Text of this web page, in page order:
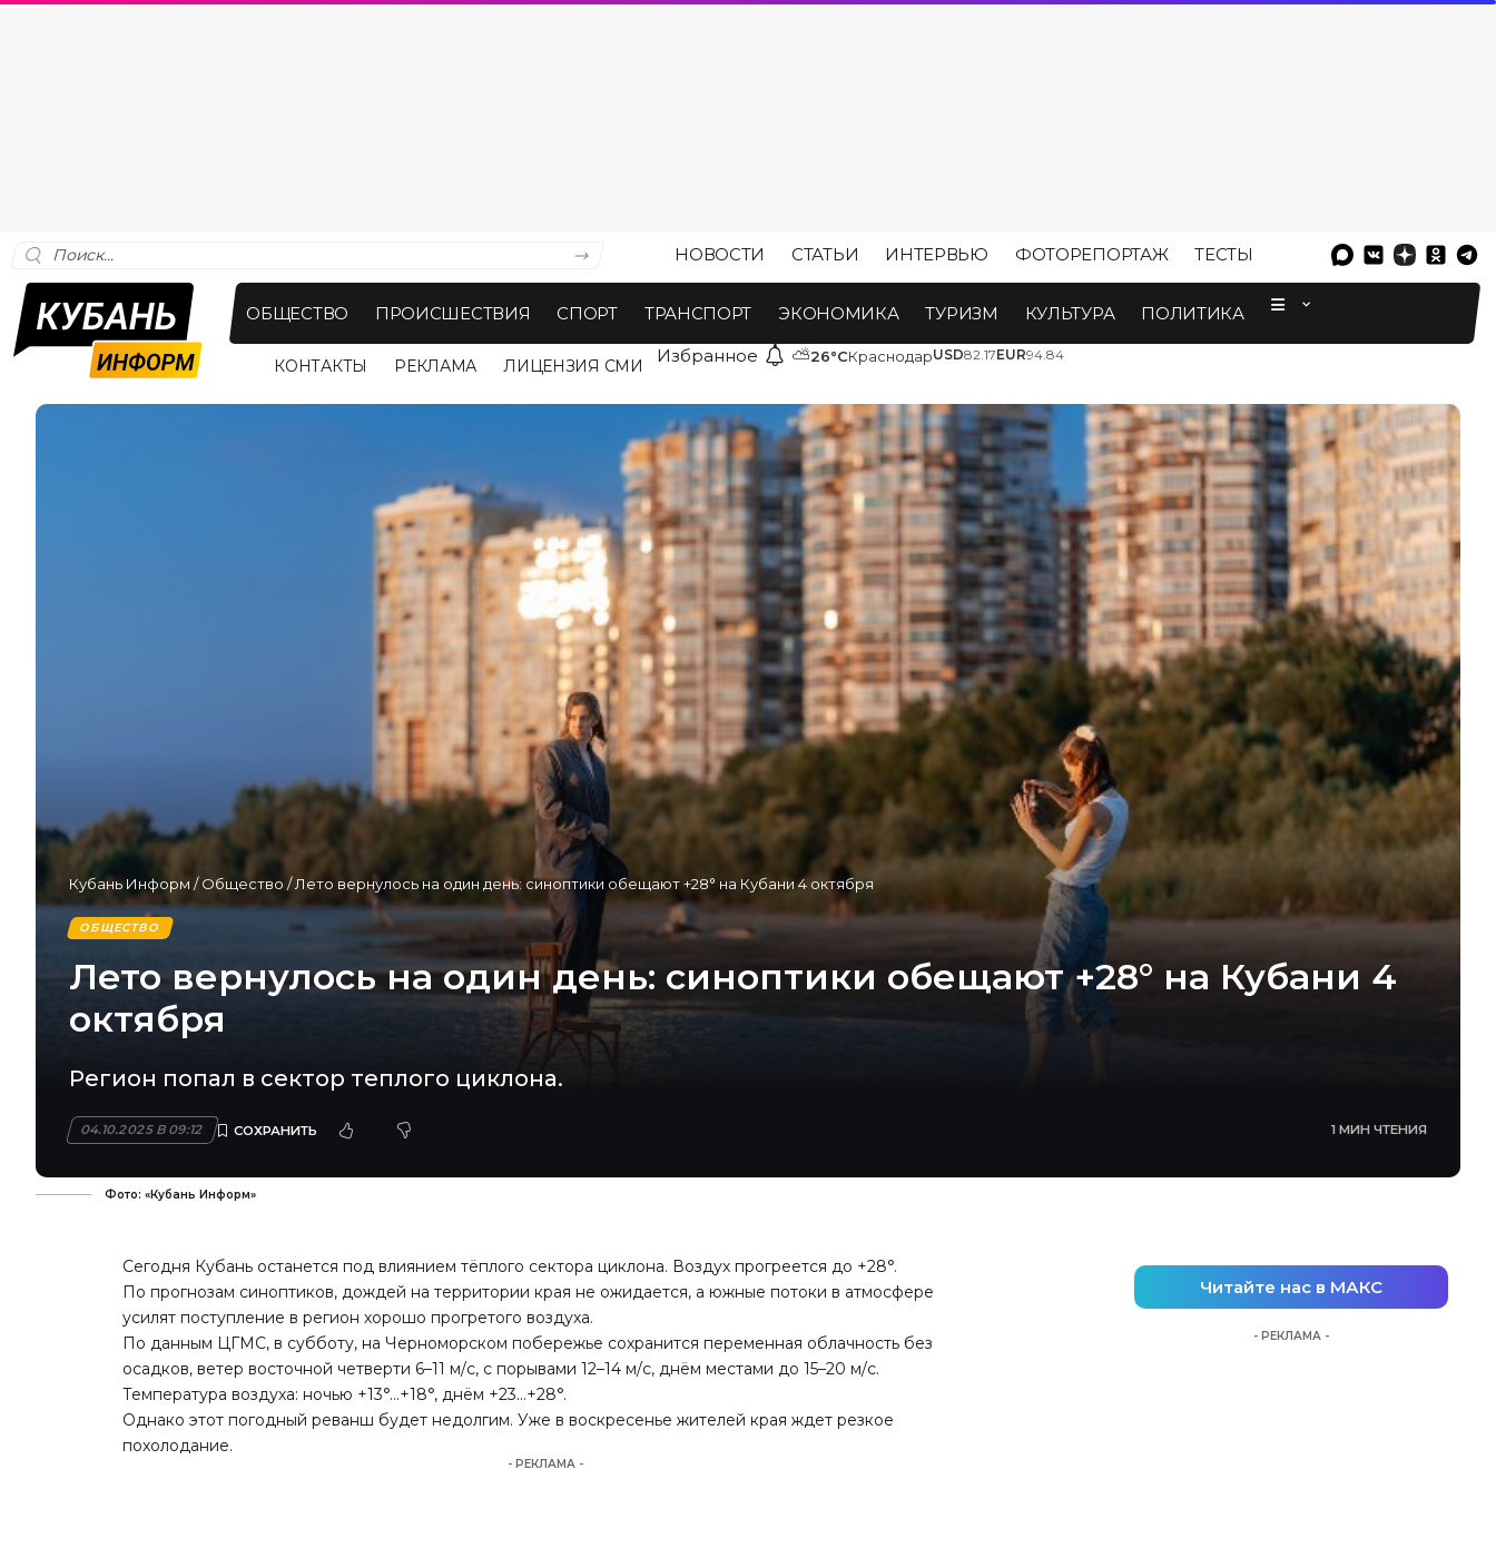
НОВОСТИ СТАТЬИ ИНТЕРВЬЮ ФОТОРЕПОРТАЖ ТЕСТЫ
ОБЩЕСТВО ПРОИСШЕСТВИЯ СПОРТ ТРАНСПОРТ ЭКОНОМИКА ТУРИЗМ КУЛЬТУРА ПОЛИТИКА
КОНТАКТЫ РЕКЛАМА ЛИЦЕНЗИЯ СМИ Избранное ⛅26°CКраснодарUSD82.17EUR94.84
Кубань Информ /Общество /Лето вернулось на один день: синоптики обещают +28° на Кубани 4 октября
ОБЩЕСТВО
Лето вернулось на один день: синоптики обещают +28° на Кубани 4
октября
Регион попал в сектор теплого циклона.
04.10.2025 В 09:12 1 МИН ЧТЕНИЯ
Фото: «Кубань Информ»
Сегодня Кубань останется под влиянием тёплого сектора циклона. Воздух прогреется до +28°.
По прогнозам синоптиков, дождей на территории края не ожидается, а южные потоки в атмосфере
усилят поступление в регион хорошо прогретого воздуха.
По данным ЦГМС, в субботу, на Черноморском побережье сохранится переменная облачность без
осадков, ветер восточной четверти 6–11 м/с, с порывами 12–14 м/с, днём местами до 15–20 м/с.
Температура воздуха: ночью +13°…+18°, днём +23…+28°.
Однако этот погодный реванш будет недолгим. Уже в воскресенье жителей края ждет резкое
похолодание.
- РЕКЛАМА -
Читайте нас в МАКС
- РЕКЛАМА -